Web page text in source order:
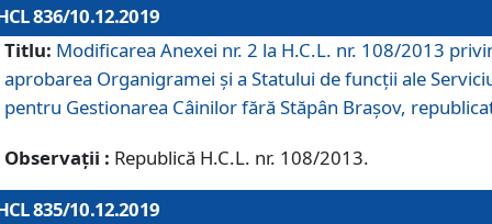
836/10.12.2019
Titlu: Modificarea Anexei nr. 2 la H.C.L. nr. 108/2013
aprobarea Organigramei şi a Statului de funcții ale
pentru Gestionarea Câinilor fără Stăpân Brașov,
Observații : Republică H.C.L. nr. 108/2013.
835/10.12.2019